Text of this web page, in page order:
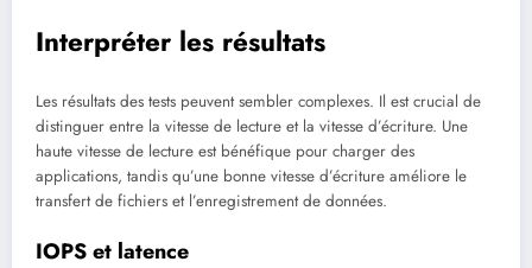
Interpréter les résultats
Les résultats des tests peuvent sembler complexes. Il est crucial de
distinguer entre la vitesse de lecture et la vitesse d’écriture. Une
haute vitesse de lecture est bénéfique pour charger des
applications, tandis qu’une bonne vitesse d’écriture améliore le
transfert de fichiers et l’enregistrement de données.
IOPS et latence